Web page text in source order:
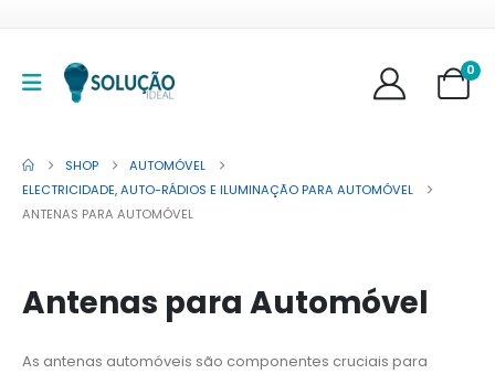
0
SHOP
AUTOMÓVEL
ELECTRICIDADE, AUTO-RÁDIOS E ILUMINAÇÃO PARA AUTOMÓVEL
ANTENAS PARA AUTOMÓVEL
Antenas para Automóvel
As antenas automóveis são componentes cruciais para